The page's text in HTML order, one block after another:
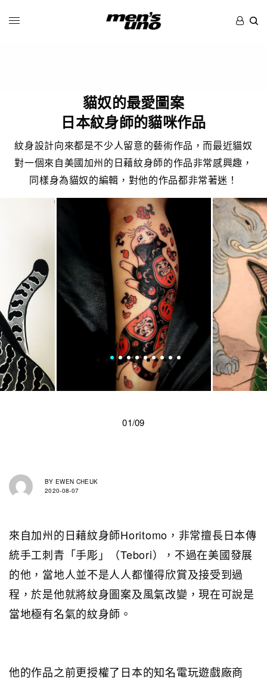
貓奴的最愛圖案
日本紋身師的貓咪作品
紋身設計向來都是不少人留意的藝術作品，而最近貓奴
對一個來自美國加州的日藉紋身師的作品非常感興趣，
同樣身為貓奴的編輯，對他的作品都非常著迷！
01/09
BY EWEN CHEUK
2020-08-07
來自加州的日藉紋身師Horitomo，非常擅長日本傳
統手工刺青「手彫」（Tebori），不過在美國發展
的他，當地人並不是人人都懂得欣賞及接受到過
程，於是他就將紋身圖案及風氣改變，現在可說是
當地極有名氣的紋身師。
他的作品之前更授權了日本的知名電玩遊戲廠商